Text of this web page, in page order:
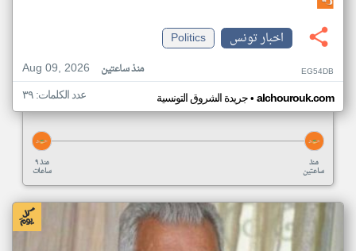
اخبار تونس
Politics
Aug 09, 2026
منذ ساعتين EG54DB
جريدة الشروق التونسية• alchourouk.com عدد الكلمات: ٣٩
منذ ٩
ساعات
منذ
ساعتين